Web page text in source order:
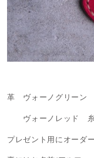
革 ヴォーノグリーン
ヴォーノレッド 糸/
プレゼント用にオーダ